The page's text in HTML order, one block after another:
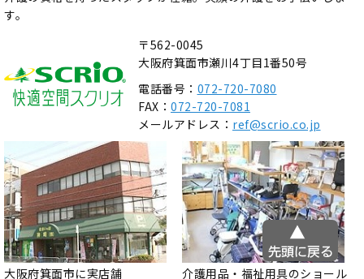
す。
〒562-0045
大阪府箕面市瀬川4丁目1番50号
電話番号： 072-720-7080
FAX： 072-720-7081
メールアドレス： ref@scrio.co.jp
大阪府箕面市に実店舗 介護用品・福祉用具のショール